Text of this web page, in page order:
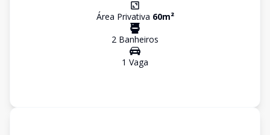
Área Privativa 60m²
2 Banheiros
1 Vaga